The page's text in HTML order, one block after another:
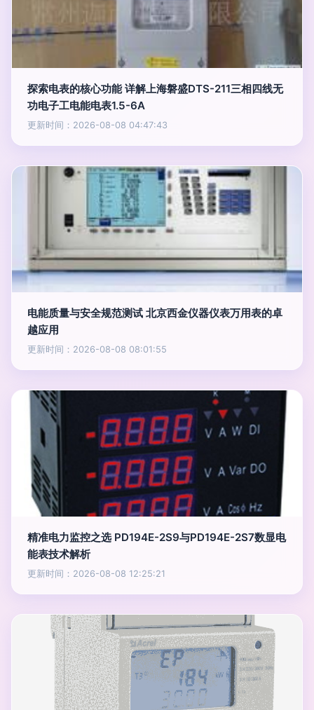
探索电表的核心功能 详解上海磐盛DTS-211三相四线无
功电子工电能电表1.5-6A
更新时间：2026-08-08 04:47:43
电能质量与安全规范测试 北京西金仪器仪表万用表的卓
越应用
更新时间：2026-08-08 08:01:55
精准电力监控之选 PD194E-2S9与PD194E-2S7数显电
能表技术解析
更新时间：2026-08-08 12:25:21